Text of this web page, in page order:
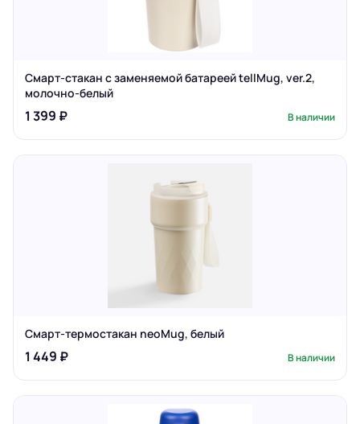
Смарт-стакан с заменяемой батареей tellMug, ver.2,
молочно-белый
1 399 ₽ В наличии
Смарт-термостакан neoMug, белый
1 449 ₽ В наличии